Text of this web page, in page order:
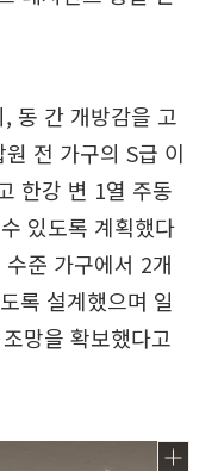
동 간 개방감을 고
전 가구의 S급 이
한강 변 1열 주동
있도록 계획했다
준 가구에서 2개
록 설계했으며 일
망을 확보했다고